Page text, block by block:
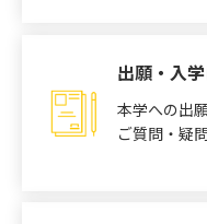
出願・入
本学への出
ご質問・疑